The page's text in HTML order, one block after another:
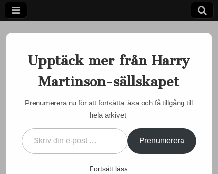
Harry
Martinson-
sällskapet
Ett författarskap som fångar daggdroppen och speglar
kosmos
MAJDAGARNA 2016,OLOFSTRÖM
Lyssna på firandet av Harry
Martinsons födelsedag den
6 maj 2016
0 Comments
Upptäck mer från Harry
Martinson-sällskapet
Prenumerera nu för att fortsätta läsa och få tillgång till
hela arkivet.
Prenumerera
Fortsätt läsa